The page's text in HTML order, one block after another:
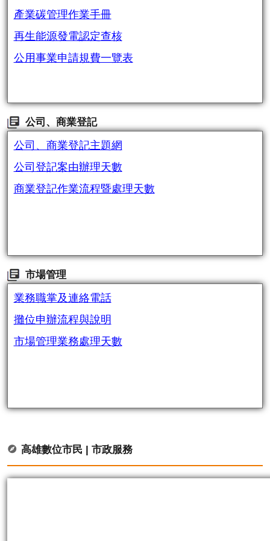
產業碳管理作業手冊
再生能源發電認定查核
公用事業申請規費一覽表
公司、商業登記
公司、商業登記主題網
公司登記案由辦理天數
商業登記作業流程暨處理天數
市場管理
業務職掌及連絡電話
攤位申辦流程與說明
市場管理業務處理天數
高雄數位市民 | 市政服務